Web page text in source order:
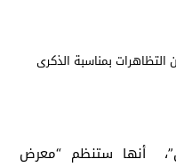
أنها ستنظم “معرض